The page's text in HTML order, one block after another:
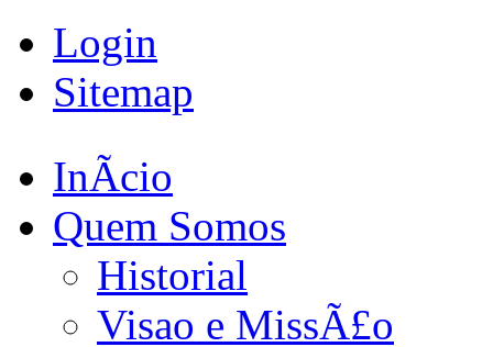
Login
Sitemap
InÃ­cio
Quem Somos
Historial
Visao e MissÃ£o